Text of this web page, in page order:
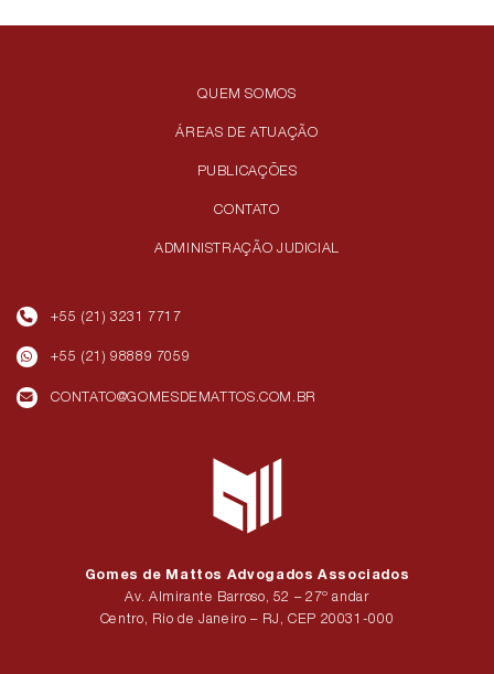
QUEM SOMOS
ÁREAS DE ATUAÇÃO
PUBLICAÇÕES
CONTATO
ADMINISTRAÇÃO JUDICIAL
+55 (21) 3231 7717
+55 (21) 98889 7059
CONTATO@GOMESDEMATTOS.COM.BR
Gomes de Mattos Advogados Associados
Av. Almirante Barroso, 52 – 27º andar
Centro, Rio de Janeiro – RJ, CEP 20031-000